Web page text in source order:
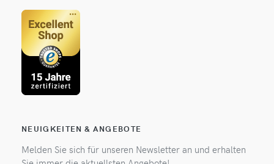
NEUIGKEITEN & ANGEBOTE
Melden Sie sich für unseren Newsletter an und erhalten